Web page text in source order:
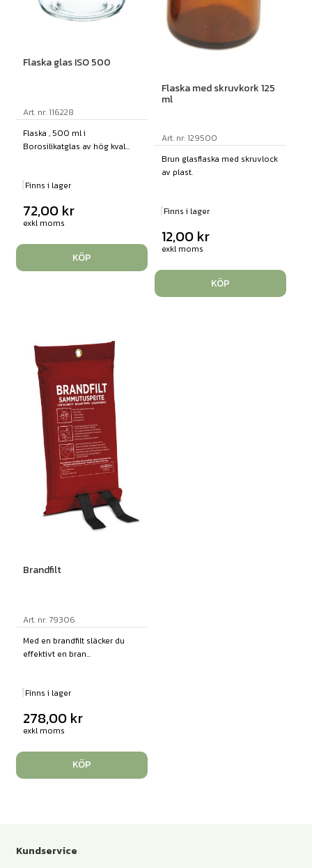
Flaska glas ISO 500
Art. nr: 116228
Flaska , 500 ml i
Borosilikatglas av hög kval...
Finns i lager
72,00 kr
exkl moms
KÖP
Flaska med skruvkork 125
ml
Art. nr: 129500
Brun glasflaska med skruvlock
av plast.
Finns i lager
12,00 kr
exkl moms
KÖP
Brandfilt
Art. nr: 79306
Med en brandfilt släcker du
effektivt en bran...
Finns i lager
278,00 kr
exkl moms
KÖP
Kundservice